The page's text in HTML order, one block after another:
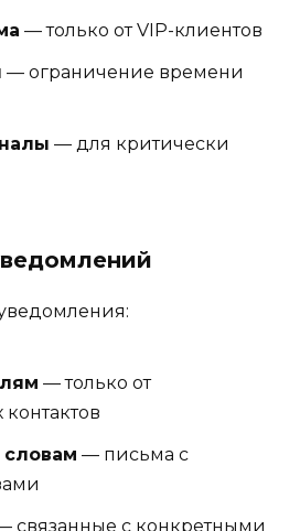
— только от VIP-клиентов
— ограничение времени
— для критически
— только от
— письма с
связанные с конкретными